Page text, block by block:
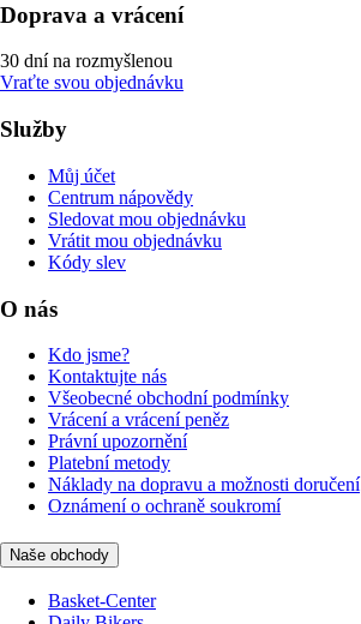
Doprava a vrácení
30 dní na rozmyšlenou
Vraťte svou objednávku
Služby
Můj účet
Centrum nápovědy
Sledovat mou objednávku
Vrátit mou objednávku
Kódy slev
O nás
Kdo jsme?
Kontaktujte nás
Všeobecné obchodní podmínky
Vrácení a vrácení peněz
Právní upozornění
Platební metody
Náklady na dopravu a možnosti doručení
Oznámení o ochraně soukromí
Naše obchody
Basket-Center